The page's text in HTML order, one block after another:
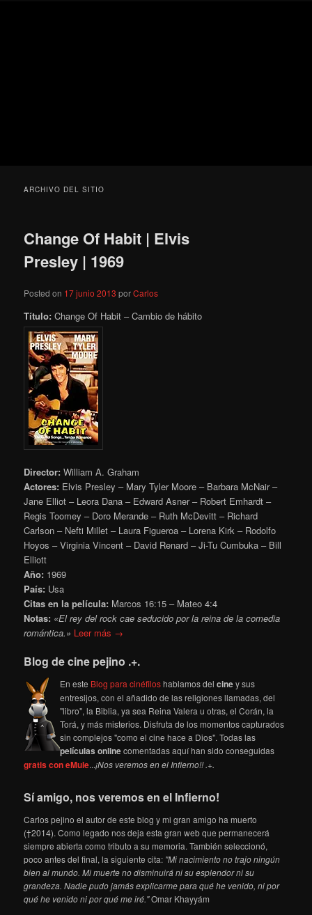
ARCHIVO DEL SITIO
Change Of Habit | Elvis
Presley | 1969
Posted on 17 junio 2013 porCarlos
Título: Change Of Habit – Cambio de hábito
Director: William A. Graham
Actores: Elvis Presley – Mary Tyler Moore – Barbara McNair –
Jane Elliot – Leora Dana – Edward Asner – Robert Emhardt –
Regis Toomey – Doro Merande – Ruth McDevitt – Richard
Carlson – Nefti Millet – Laura Figueroa – Lorena Kirk – Rodolfo
Hoyos – Virginia Vincent – David Renard – Ji-Tu Cumbuka – Bill
Elliott
Año: 1969
País: Usa
Citas en la película: Marcos 16:15 – Mateo 4:4
Notas: «El rey del rock cae seducido por la reina de la comedia
romántica.» Leer más →
Blog de cine pejino .+.
En este Blog para cinéfiloshablamos delciney sus
entresijos, con el añadido de las religiones llamadas, del
"libro", la Biblia, ya sea Reina Valera u otras, el Corán, la
Torá, y más misterios. Disfruta de los momentos capturados
sin complejos "como el cine hace a Dios". Todas las
películas onlinecomentadas aquí han sido conseguidas
gratis con eMule...¡Nos veremos en el Infierno!! .+.
Sí amigo, nos veremos en el Infierno!
Carlos pejino el autor de este blog y mi gran amigo ha muerto
(†2014). Como legado nos deja esta gran web que permanecerá
siempre abierta como tributo a su memoria. También seleccionó,
poco antes del final, la siguiente cita: "Mi nacimiento no trajo ningún
bien al mundo. Mi muerte no disminuirá ni su esplendor ni su
grandeza. Nadie pudo jamás explicarme para qué he venido, ni por
qué he venido ni por qué me iré."Omar Khayyám